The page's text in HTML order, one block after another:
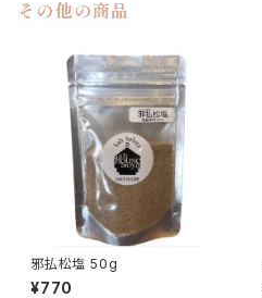
その他の商品
邪払松塩 50g
¥770